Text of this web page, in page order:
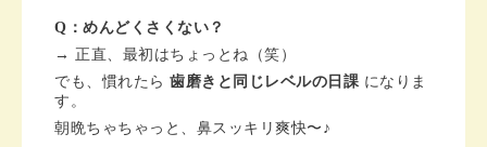
Q：めんどくさくない？
→ 正直、最初はちょっとね（笑）
でも、慣れたら 歯磨きと同じレベルの日課 になりま
す。
朝晩ちゃちゃっと、鼻スッキリ爽快〜♪